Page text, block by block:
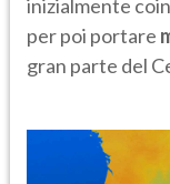
inizialmente
per poi portare
gran parte del